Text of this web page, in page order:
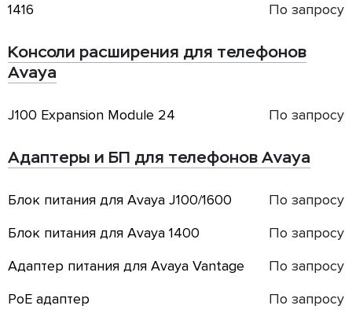
1416
По запросу
Консоли расширения для телефонов
Avaya
J100 Expansion Module 24 По запросу
Адаптеры и БП для телефонов Avaya
Блок питания для Avaya J100/1600
По запросу
Блок питания для Avaya 1400
По запросу
Адаптер питания для Avaya Vantage
По запросу
PoE адаптер
По запросу